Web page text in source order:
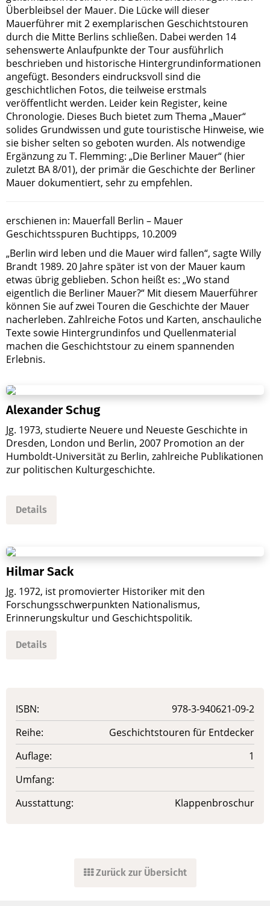
Überbleibsel der Mauer. Die Lücke will dieser
Mauerführer mit 2 exemplarischen Geschichtstouren
durch die Mitte Berlins schließen. Dabei werden 14
sehenswerte Anlaufpunkte der Tour ausführlich
beschrieben und historische Hintergrundinformationen
angefügt. Besonders eindrucksvoll sind die
geschichtlichen Fotos, die teilweise erstmals
veröffentlicht werden. Leider kein Register, keine
Chronologie. Dieses Buch bietet zum Thema „Mauer“
solides Grundwissen und gute touristische Hinweise, wie
sie bisher selten so geboten wurden. Als notwendige
Ergänzung zu T. Flemming: „Die Berliner Mauer“ (hier
zuletzt BA 8/01), der primär die Geschichte der Berliner
Mauer dokumentiert, sehr zu empfehlen.
erschienen in: Mauerfall Berlin – Mauer
Geschichtsspuren Buchtipps, 10.2009
„Berlin wird leben und die Mauer wird fallen“, sagte Willy
Brandt 1989. 20 Jahre später ist von der Mauer kaum
etwas übrig geblieben. Schon heißt es: „Wo stand
eigentlich die Berliner Mauer?“ Mit diesem Mauerführer
können Sie auf zwei Touren die Geschichte der Mauer
nacherleben. Zahlreiche Fotos und Karten, anschauliche
Texte sowie Hintergrundinfos und Quellenmaterial
machen die Geschichtstour zu einem spannenden
Erlebnis.
Alexander Schug
Jg. 1973, studierte Neuere und Neueste Geschichte in
Dresden, London und Berlin, 2007 Promotion an der
Humboldt-Universität zu Berlin, zahlreiche Publikationen
zur politischen Kulturgeschichte.
Details
Hilmar Sack
Jg. 1972, ist promovierter Historiker mit den
Forschungsschwerpunkten Nationalismus,
Erinnerungskultur und Geschichtspolitik.
Details
ISBN:
978-3-940621-09-2
Reihe:
Geschichtstouren für Entdecker
Auflage:
1
Umfang:
Ausstattung:
Klappenbroschur
Zurück zur Übersicht